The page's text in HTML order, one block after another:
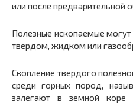
или после предварительной
Полезные ископаемые
твердом, жидком или
Скопление твердого
среди горных пород,
залегают в земной коре